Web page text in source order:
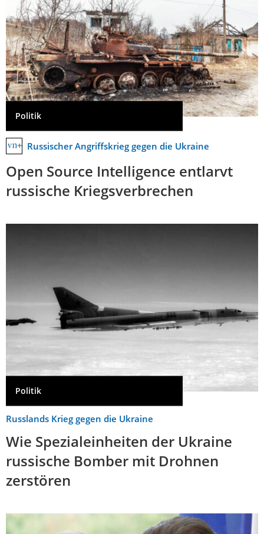
Politik
Russischer Angriffskrieg gegen die Ukraine
Open Source Intelligence entlarvt
russische Kriegsverbrechen
Politik
Russlands Krieg gegen die Ukraine
Wie Spezialeinheiten der Ukraine
russische Bomber mit Drohnen
zerstören